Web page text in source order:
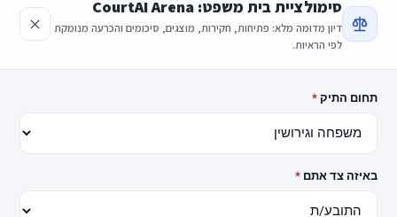
סימולציית בית משפט: CourtAI Arena
דיון מדומה מלא: פתיחות, חקירות, מוצגים, סיכומים והכרעה מנומקת
לפי הראיות.
תחום התיק*
באיזה צד אתם *